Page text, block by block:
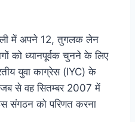
में अपने 12, तुगलक लेन
को ध्यानपूर्वक चुनने के लिए
युवा काग्रेस (IYC) के
से वह सितम्बर 2007 में
संगठन को परिणत करना